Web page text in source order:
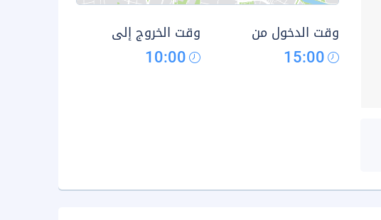
وقت الدخول من
15:00
وقت الخروج إلى
10:00